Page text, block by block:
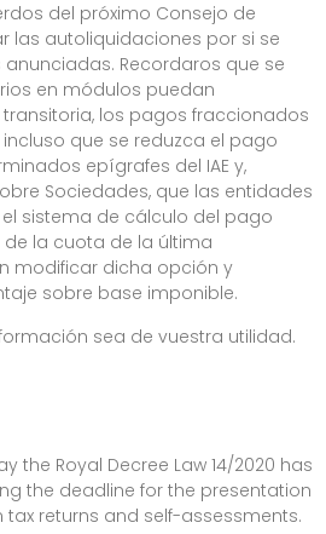
del próximo Consejo de
las autoliquidaciones por si se
Recordaros que se
en módulos puedan
los pagos fraccionados
que se reduzca el pago
epígrafes del IAE y,
Sociedades, que las entidades
sistema de cálculo del pago
la cuota de la última
modificar dicha opción y
sobre base imponible.
sea de vuestra utilidad.
the Royal Decree Law 14/2020 has
the deadline for the presentation
returns and self-assessments.